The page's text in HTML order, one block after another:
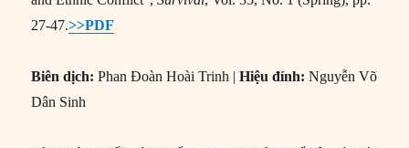
cuộc xung đột dân tộc, sắc tộc và tôn giáo ở lục địa Á-Âu.
Tuy nhiên, nguy cơ và cường độ của những cuộc xung đột
người Nga vẫn tương đối hòa hợp với nhau; người Serbia
và người Slovenia có những cuộc đụng độ ngắn, gay gắt;